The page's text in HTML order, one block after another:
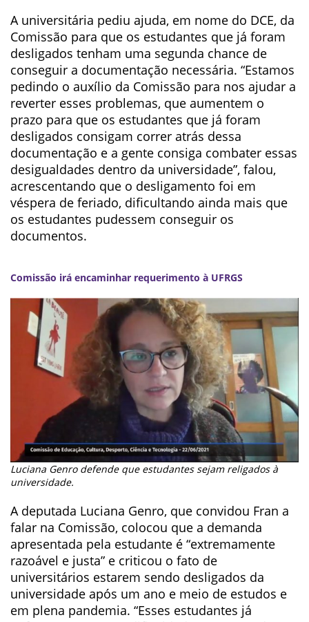
A universitária pediu ajuda, em nome do DCE, da
Comissão para que os estudantes que já foram
desligados tenham uma segunda chance de
conseguir a documentação necessária. “Estamos
pedindo o auxílio da Comissão para nos ajudar a
reverter esses problemas, que aumentem o
prazo para que os estudantes que já foram
desligados consigam correr atrás dessa
documentação e a gente consiga combater essas
desigualdades dentro da universidade”, falou,
acrescentando que o desligamento foi em
véspera de feriado, dificultando ainda mais que
os estudantes pudessem conseguir os
documentos.
Comissão irá encaminhar requerimento à UFRGS
Luciana Genro defende que estudantes sejam religados à
universidade.
A deputada Luciana Genro, que convidou Fran a
falar na Comissão, colocou que a demanda
apresentada pela estudante é “extremamente
razoável e justa” e criticou o fato de
universitários estarem sendo desligados da
universidade após um ano e meio de estudos e
em plena pandemia. “Esses estudantes já